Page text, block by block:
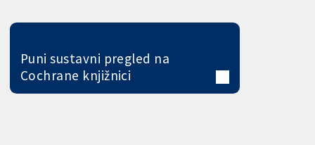
Puni sustavni pregled na
Cochrane knjižnici